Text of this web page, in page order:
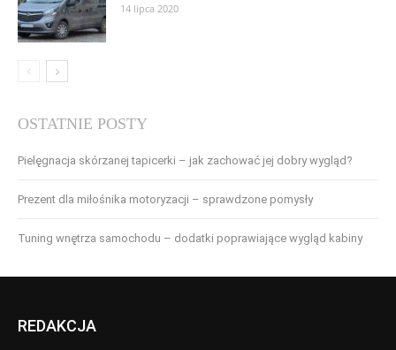
14 lipca 2020
OSTATNIE POSTY
Pielęgnacja skórzanej tapicerki – jak zachować jej dobry wygląd?
Prezent dla miłośnika motoryzacji – sprawdzone pomysły
Tuning wnętrza samochodu – dodatki poprawiające wygląd kabiny
REDAKCJA